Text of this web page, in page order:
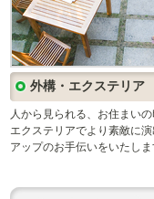
外構・エクステリア
人から見られる、お住まい
エクステリアでより素敵に
アップのお手伝いをいたし